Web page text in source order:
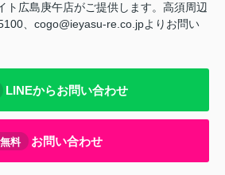
ト広島庚午店がご提供します。高須周辺
、cogo@ieyasu-re.co.jpよりお問い
LINEからお問い合わせ
無料 お問い合わせ